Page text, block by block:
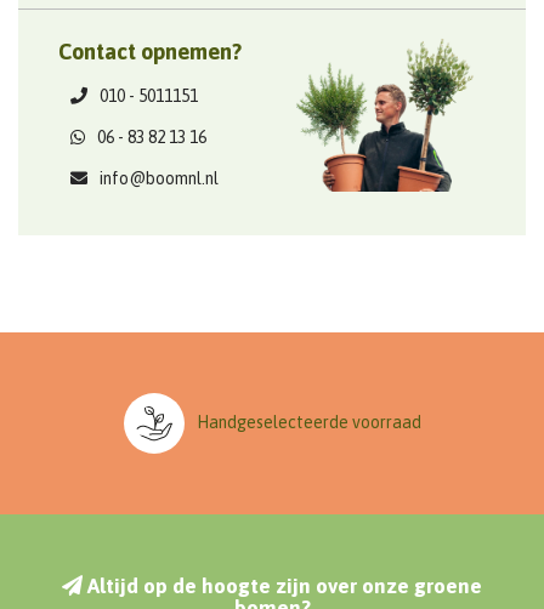
Contact opnemen?
010 - 5011151
06 - 83 82 13 16
info@boomnl.nl
Handgeselecteerde voorraad
Altijd op de hoogte zijn over onze groene